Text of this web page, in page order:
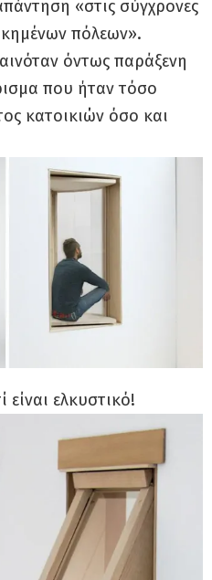
«στις σύγχρονες
πόλεων».
όντως παράξενη
που ήταν τόσο
κατοικιών όσο και
ελκυστικό!